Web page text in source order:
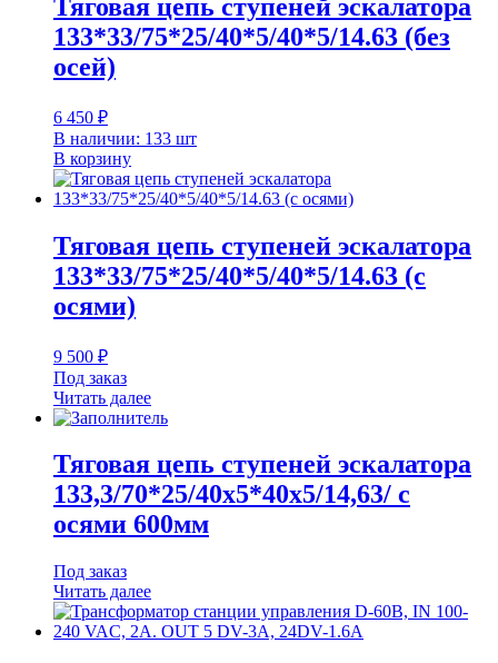
Тяговая цепь ступеней эскалатора
133*33/75*25/40*5/40*5/14.63 (без
осей)
6 450 ₽
В наличии: 133 шт
В корзину
Тяговая цепь ступеней эскалатора
133*33/75*25/40*5/40*5/14.63 (с
осями)
9 500 ₽
Под заказ
Читать далее
Тяговая цепь ступеней эскалатора
133,3/70*25/40х5*40х5/14,63/ с
осями 600мм
Под заказ
Читать далее